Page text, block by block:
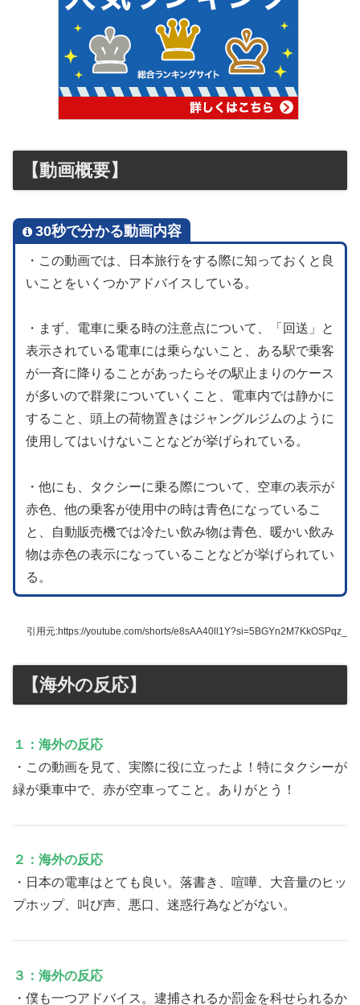
【動画概要】
30秒で分かる動画内容
・この動画では、日本旅行をする際に知っておくと良
いことをいくつかアドバイスしている。
・まず、電車に乗る時の注意点について、「回送」と
表示されている電車には乗らないこと、ある駅で乗客
が一斉に降りることがあったらその駅止まりのケース
が多いので群衆についていくこと、電車内では静かに
すること、頭上の荷物置きはジャングルジムのように
使用してはいけないことなどが挙げられている。
・他にも、タクシーに乗る際について、空車の表示が
赤色、他の乗客が使用中の時は青色になっているこ
と、自動販売機では冷たい飲み物は青色、暖かい飲み
物は赤色の表示になっていることなどが挙げられてい
る。
引用元:https://youtube.com/shorts/e8sAA40ll1Y?si=5BGYn2M7KkOSPqz_
【海外の反応】
１：海外の反応
・この動画を見て、実際に役に立ったよ！特にタクシーが
緑が乗車中で、赤が空車ってこと。ありがとう！
２：海外の反応
・日本の電車はとても良い。落書き、喧嘩、大音量のヒッ
プホップ、叫び声、悪口、迷惑行為などがない。
３：海外の反応
・僕も一つアドバイス。逮捕されるか罰金を科せられるか